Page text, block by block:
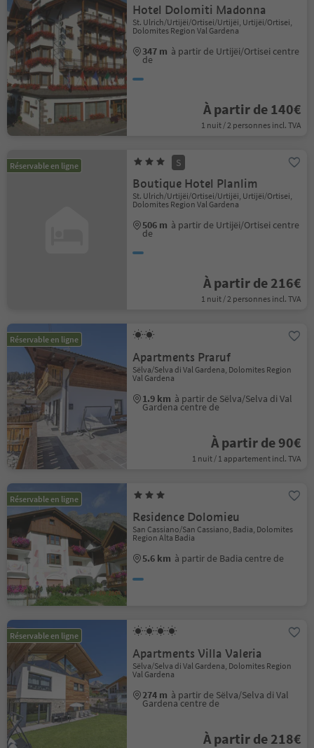
Hotel Dolomiti Madonna
St. Ulrich/Urtijëi/Ortisei/Urtijëi, Urtijëi/Ortisei,
Dolomites Region Val Gardena
347 m à partir de Urtijëi/Ortisei centre
de
À partir de 140€
1 nuit / 2 personnes incl. TVA
Réservable en ligne S
Boutique Hotel Planlim
St. Ulrich/Urtijëi/Ortisei/Urtijëi, Urtijëi/Ortisei,
Dolomites Region Val Gardena
506 m à partir de Urtijëi/Ortisei centre
de
À partir de 216€
1 nuit / 2 personnes incl. TVA
Réservable en ligne
Apartments Praruf
Sëlva/Selva di Val Gardena, Dolomites Region
Val Gardena
1.9 km à partir de Sëlva/Selva di Val
Gardena centre de
À partir de 90€
1 nuit / 1 appartement incl. TVA
Réservable en ligne
Residence Dolomieu
San Cassiano/San Cassiano, Badia, Dolomites
Region Alta Badia
5.6 km à partir de Badia centre de
Réservable en ligne
Apartments Villa Valeria
Sëlva/Selva di Val Gardena, Dolomites Region
Val Gardena
274 m à partir de Sëlva/Selva di Val
Gardena centre de
À partir de 218€